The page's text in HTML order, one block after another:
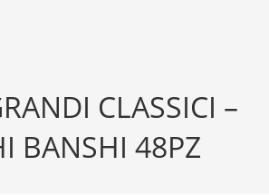
CLASSICI –
BANSHI 48PZ